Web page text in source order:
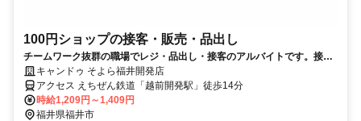
100円ショップの接客・販売・品出し
チームワーク抜群の職場でレジ・品出し・接客のアルバイトです。接客
スキルが身に付くお仕事♪
キャンドゥ そよら福井開発店
アクセス えちぜん鉄道「越前開発駅」徒歩14分
時給1,209円～1,409円
福井県福井市